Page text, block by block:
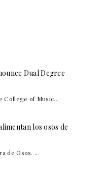
Dual Degree
College of Music...
los osos de
de Osos. ...